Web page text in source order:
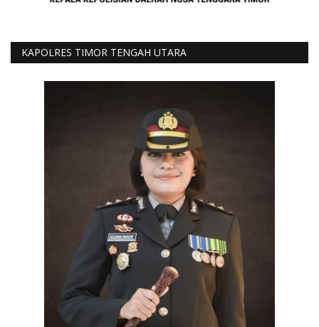
KAPOLRES TIMOR TENGAH UTARA